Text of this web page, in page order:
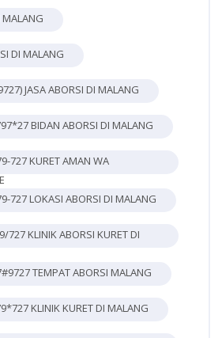
DI MALANG
JASA ABORSI DI MALANG
BIDAN ABORSI DI MALANG
727 KURET AMAN WA
727 LOKASI ABORSI DI MALANG
KLINIK ABORSI KURET DI
TEMPAT ABORSI MALANG
KLINIK KURET DI MALANG